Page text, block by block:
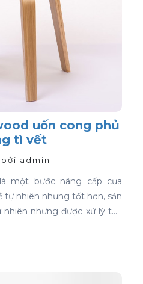
uốn cong phủ
tì vết
admin
một bước nâng cấp của
tự nhiên nhưng tốt hơn, sản
nhưng được xử lý tạo